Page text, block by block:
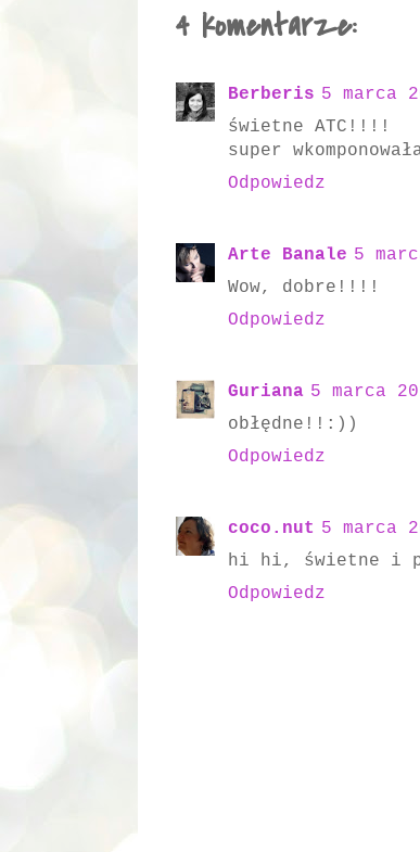
4 komentarze:
Berberis 5 marca
świetne ATC!!!!
super
Odpowiedz
Arte Banale 5
Wow, dobre!!!!
Odpowiedz
Guriana 5 marca
obłędne!!:))
Odpowiedz
coco.nut 5 marca
hi hi, świetne i
Odpowiedz